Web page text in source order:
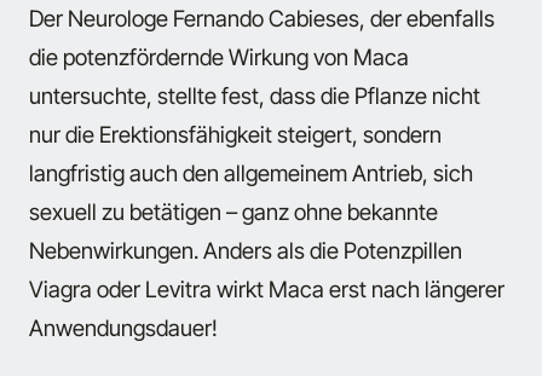
Der Neurologe Fernando Cabieses, der ebenfalls
die potenzfördernde Wirkung von Maca
untersuchte, stellte fest, dass die Pflanze nicht
nur die Erektionsfähigkeit steigert, sondern
langfristig auch den allgemeinem Antrieb, sich
sexuell zu betätigen – ganz ohne bekannte
Nebenwirkungen. Anders als die Potenzpillen
Viagra oder Levitra wirkt Maca erst nach längerer
Anwendungsdauer!